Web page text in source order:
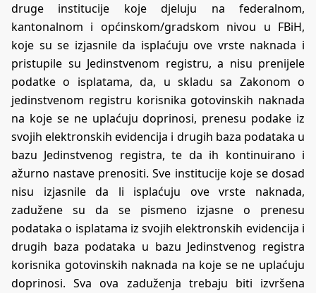
druge institucije koje djeluju na federalnom,
kantonalnom i općinskom/gradskom nivou u FBiH,
koje su se izjasnile da isplaćuju ove vrste naknada i
pristupile su Jedinstvenom registru, a nisu prenijele
podatke o isplatama, da, u skladu sa Zakonom o
jedinstvenom registru korisnika gotovinskih naknada
na koje se ne uplaćuju doprinosi, prenesu podake iz
svojih elektronskih evidencija i drugih baza podataka u
bazu Jedinstvenog registra, te da ih kontinuirano i
ažurno nastave prenositi. Sve institucije koje se dosad
nisu izjasnile da li isplaćuju ove vrste naknada,
zadužene su da se pismeno izjasne o prenesu
podataka o isplatama iz svojih elektronskih evidencija i
drugih baza podataka u bazu Jedinstvenog registra
korisnika gotovinskih naknada na koje se ne uplaćuju
doprinosi. Sva ova zaduženja trebaju biti izvršena